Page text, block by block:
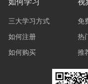
三大学习方式
如何注册
如何购买
免
热
推